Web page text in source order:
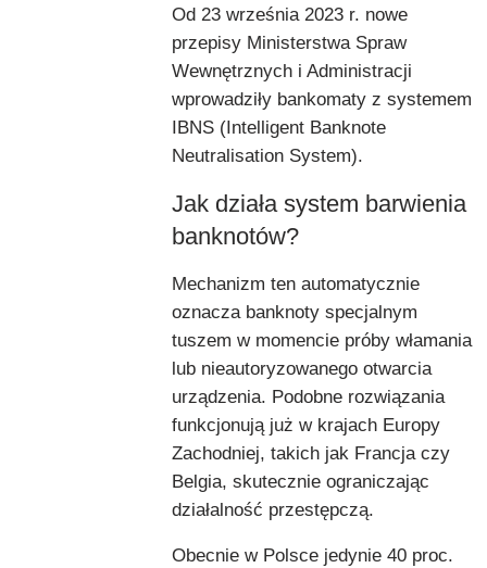
Od 23 września 2023 r. nowe
przepisy Ministerstwa Spraw
Wewnętrznych i Administracji
wprowadziły bankomaty z systemem
IBNS (Intelligent Banknote
Neutralisation System).
Jak działa system barwienia
banknotów?
Mechanizm ten automatycznie
oznacza banknoty specjalnym
tuszem w momencie próby włamania
lub nieautoryzowanego otwarcia
urządzenia. Podobne rozwiązania
funkcjonują już w krajach Europy
Zachodniej, takich jak Francja czy
Belgia, skutecznie ograniczając
działalność przestępczą.
Obecnie w Polsce jedynie 40 proc.